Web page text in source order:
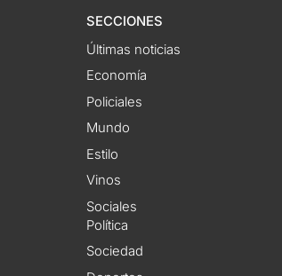
SECCIONES
Últimas noticias
Economía
Policiales
Mundo
Estilo
Vinos
Sociales
Política
Sociedad